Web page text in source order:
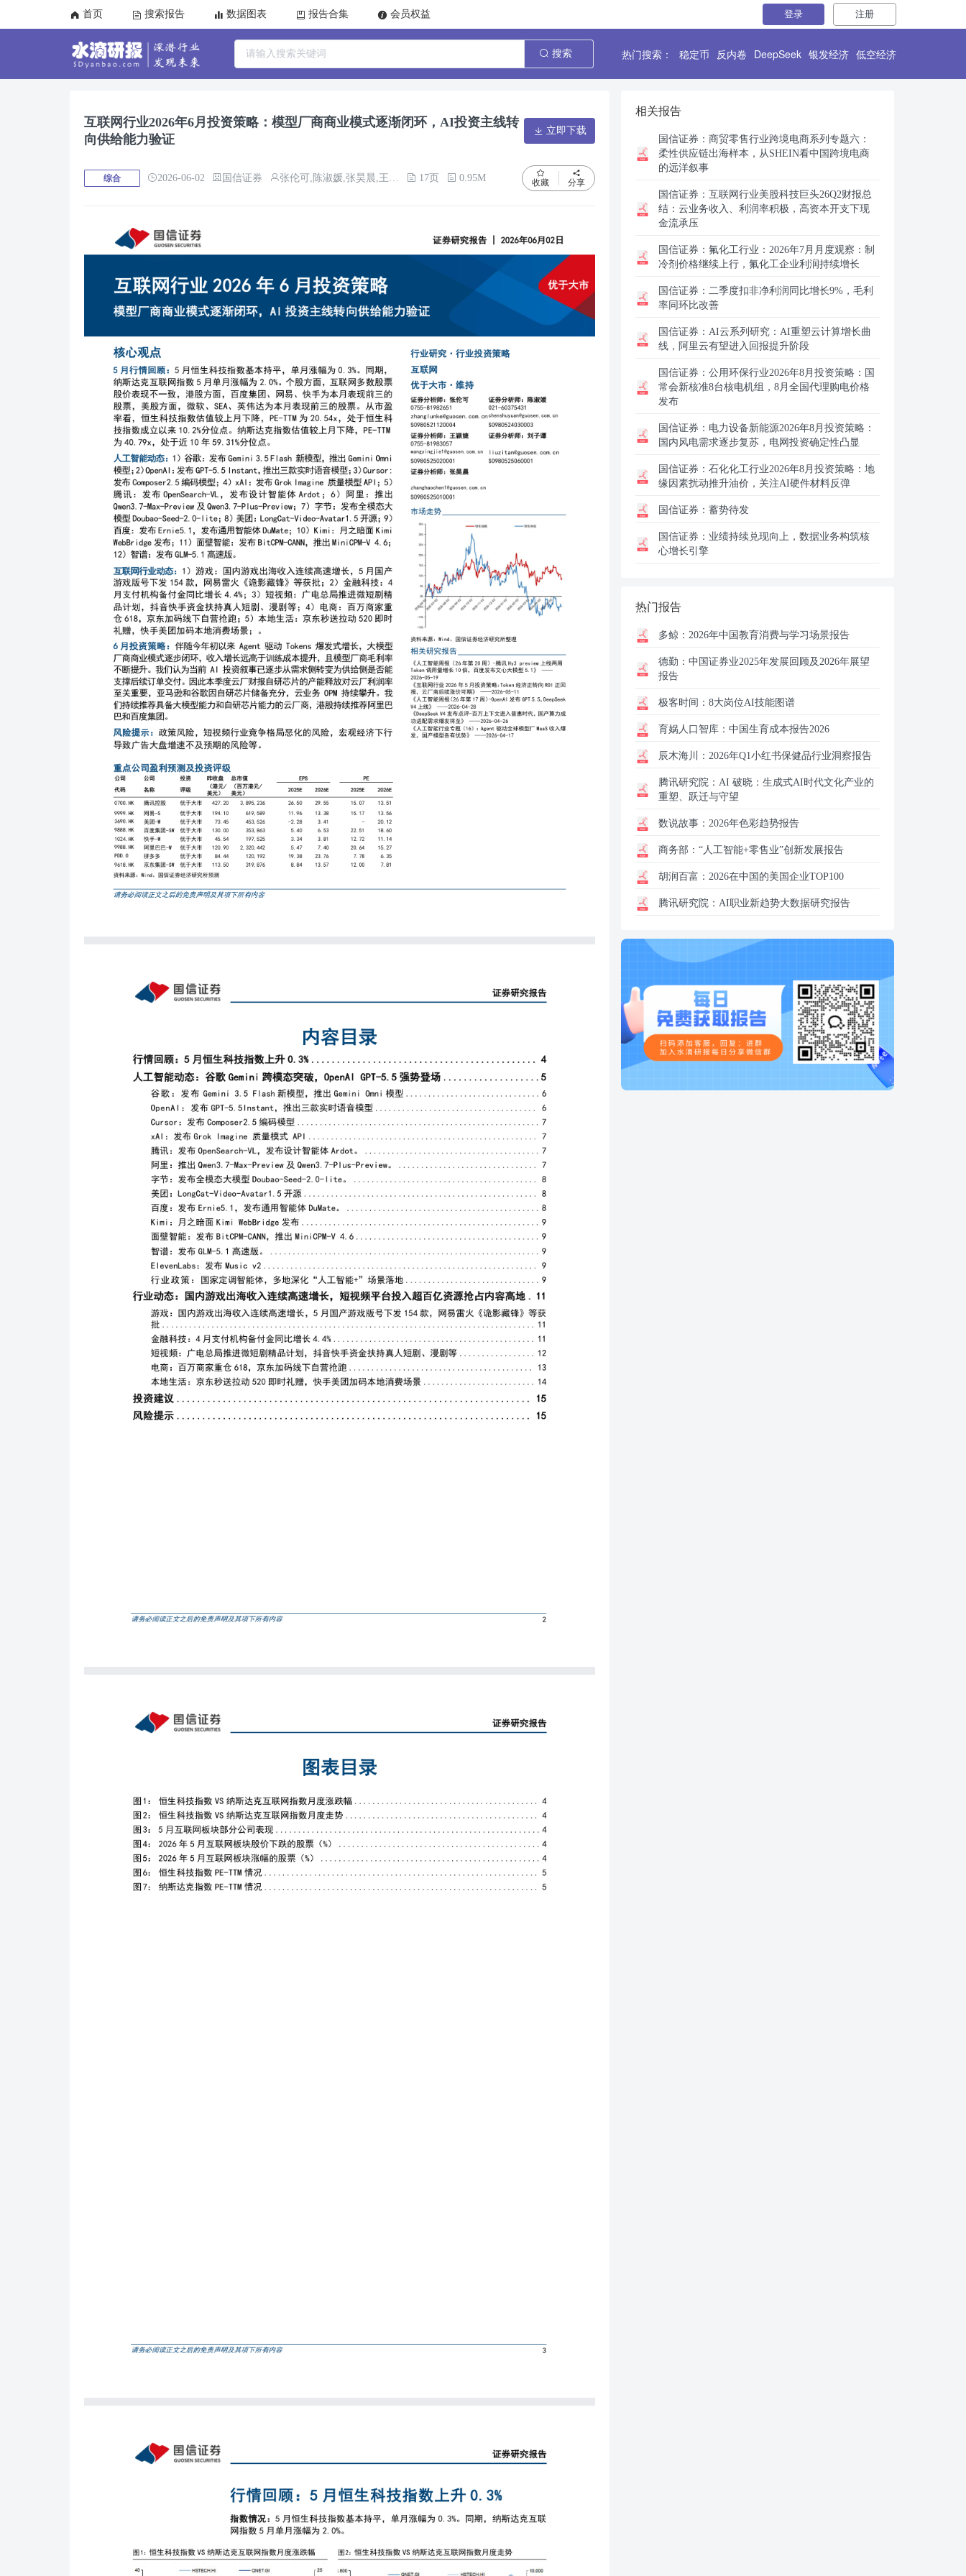
首页 搜索报告 数据图表 报告合集 会员权益 登录 注册
搜索 热门搜索： 稳定币 反内卷 DeepSeek 银发经济 低空经济
互联网行业2026年6月投资策略：模型厂商商业模式逐渐闭环，AI投资主线转
向供给能力验证
立即下载
综合 2026-06-02 国信证券 张伦可,陈淑媛,张昊晨,王颖婕,刘子谭 17页 0.95M 收藏 分享
相关报告
国信证券： 商贸零售行业跨境电商系列专题六：
柔性供应链出海样本，从SHEIN看中国跨境电商
的远洋叙事
国信证券： 互联网行业美股科技巨头26Q2财报总
结：云业务收入、利润率积极，高资本开支下现
金流承压
国信证券： 氟化工行业：2026年7月月度观察：制
冷剂价格继续上行，氟化工企业利润持续增长
国信证券： 二季度扣非净利润同比增长9%，毛利
率同环比改善
国信证券： AI云系列研究：AI重塑云计算增长曲
线，阿里云有望进入回报提升阶段
国信证券： 公用环保行业2026年8月投资策略：国
常会新核准8台核电机组，8月全国代理购电价格
发布
国信证券： 电力设备新能源2026年8月投资策略：
国内风电需求逐步复苏，电网投资确定性凸显
国信证券： 石化化工行业2026年8月投资策略：地
缘因素扰动推升油价，关注AI硬件材料反弹
国信证券： 蓄势待发
国信证券： 业绩持续兑现向上，数据业务构筑核
心增长引擎
热门报告
多鲸： 2026年中国教育消费与学习场景报告
德勤： 中国证券业2025年发展回顾及2026年展望
报告
极客时间： 8大岗位AI技能图谱
育娲人口智库： 中国生育成本报告2026
辰木海川： 2026年Q1小红书保健品行业洞察报告
腾讯研究院： AI 破晓：生成式AI时代文化产业的
重塑、跃迁与守望
数说故事： 2026年色彩趋势报告
商务部： “人工智能+零售业”创新发展报告
胡润百富： 2026在中国的美国企业TOP100
腾讯研究院： AI职业新趋势大数据研究报告